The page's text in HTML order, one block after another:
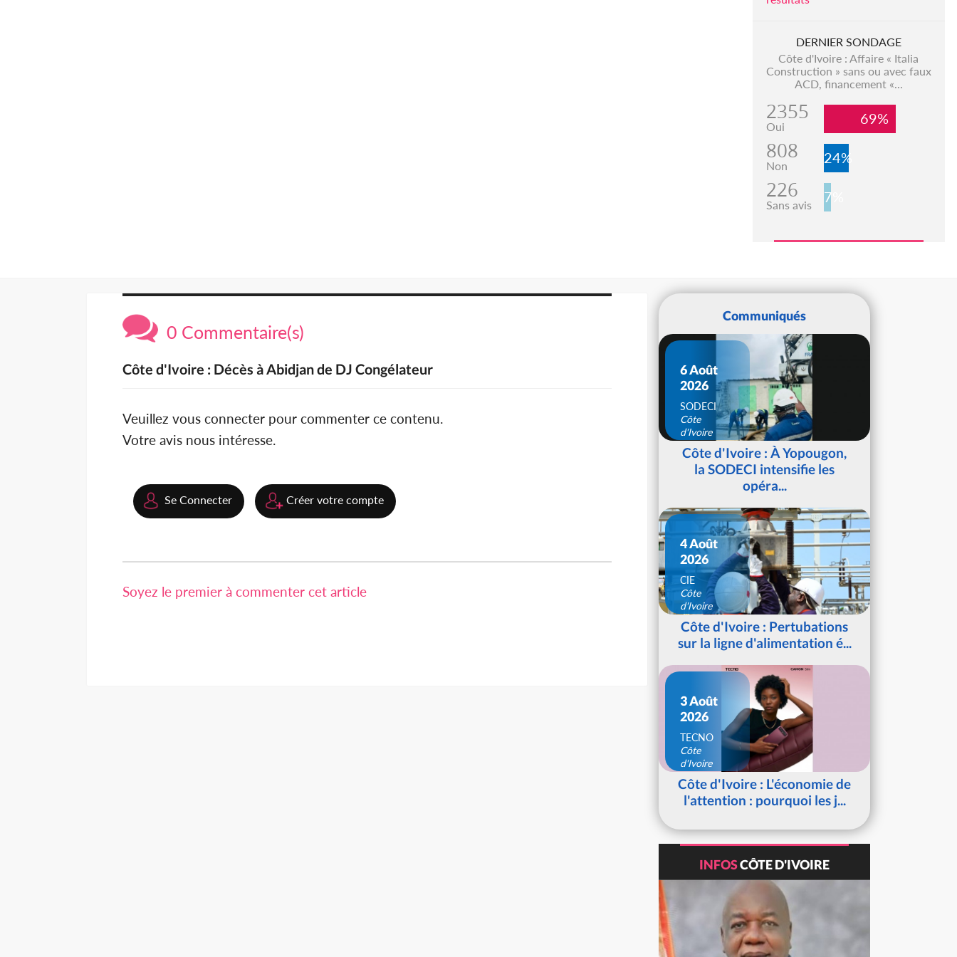
DERNIER SONDAGE
Côte d'Ivoire : Affaire « Italia
Construction » sans ou avec faux
ACD, financement «...
2355
Oui 69%
808
Non 24%
226
Sans avis 7%
0 Commentaire(s)
Côte d'Ivoire : Décès à Abidjan de DJ Congélateur
Veuillez vous connecter pour commenter ce contenu.
Votre avis nous intéresse.
Se Connecter Créer votre compte
Soyez le premier à commenter cet article
Communiqués
6 Août
2026
SODECI
Côte
d'Ivoire
Côte d'Ivoire : À Yopougon,
la SODECI intensifie les
opéra...
4 Août
2026
CIE
Côte
d'Ivoire
Côte d'Ivoire : Pertubations
sur la ligne d'alimentation é...
3 Août
2026
TECNO
Côte
d'Ivoire
Côte d'Ivoire : L'économie de
l'attention : pourquoi les j...
INFOSCÔTE D'IVOIRE